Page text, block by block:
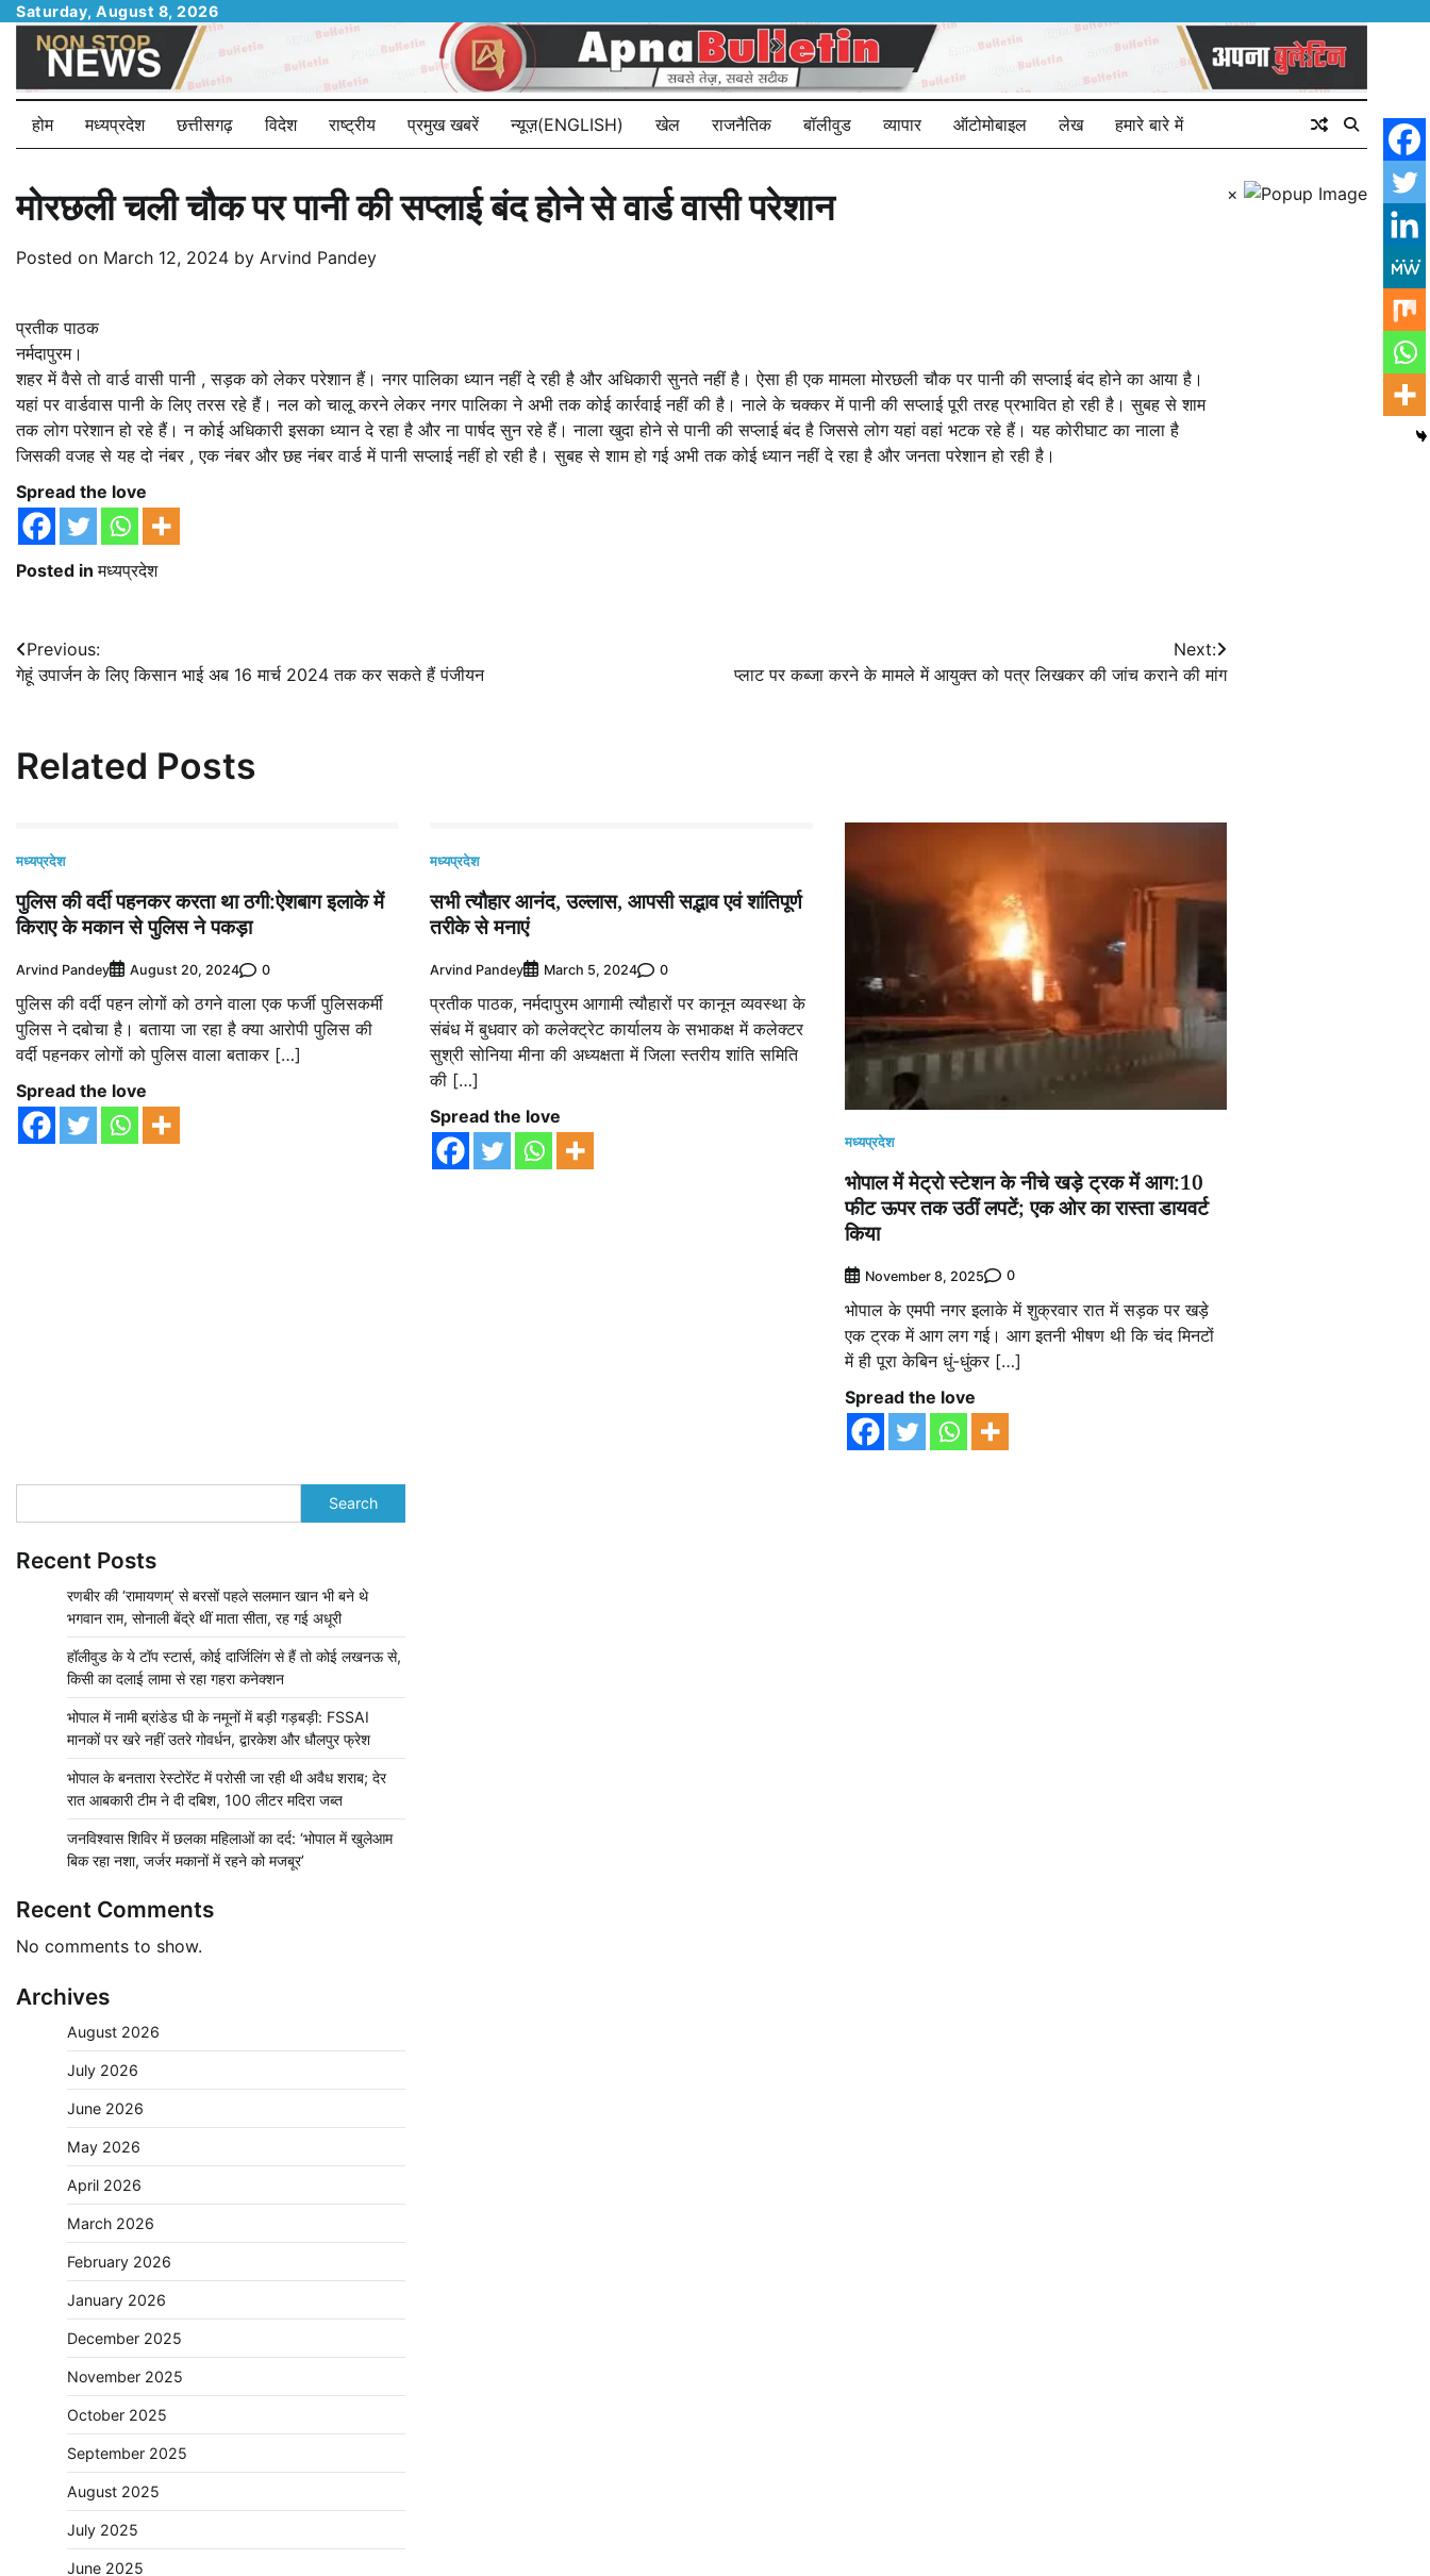
Skip
content
Saturday, August 8, 2026
होम मध्यप्रदेश छत्तीसगढ़ विदेश राष्ट्रीय प्रमुख खबरें न्यूज़(ENGLISH) खेल राजनैतिक बॉलीवुड व्यापार ऑटोमोबाइल लेख हमारे बारे में
मोरछली चली चौक पर पानी की सप्लाई बंद होने से वार्ड वासी परेशान
Posted on March 12, 2024 by Arvind Pandey
प्रतीक पाठक
नर्मदापुरम।
शहर में वैसे तो वार्ड वासी पानी , सड़क को लेकर परेशान हैं। नगर पालिका ध्यान नहीं दे रही है और अधिकारी सुनते नहीं है। ऐसा ही एक मामला मोरछली चौक पर पानी की सप्लाई बंद होने का आया है।
यहां पर वार्डवास पानी के लिए तरस रहे हैं। नल को चालू करने लेकर नगर पालिका ने अभी तक कोई कार्रवाई नहीं की है। नाले के चक्कर में पानी की सप्लाई पूरी तरह प्रभावित हो रही है। सुबह से शाम
तक लोग परेशान हो रहे हैं। न कोई अधिकारी इसका ध्यान दे रहा है और ना पार्षद सुन रहे हैं। नाला खुदा होने से पानी की सप्लाई बंद है जिससे लोग यहां वहां भटक रहे हैं। यह कोरीघाट का नाला है
जिसकी वजह से यह दो नंबर , एक नंबर और छह नंबर वार्ड में पानी सप्लाई नहीं हो रही है। सुबह से शाम हो गई अभी तक कोई ध्यान नहीं दे रहा है और जनता परेशान हो रही है। ‌
Spread the love
Posted inमध्यप्रदेश
Post
navigation
Previous:
गेहूं उपार्जन के लिए किसान भाई अब 16 मार्च 2024 तक कर सकते हैं पंजीयन
Next:
प्लाट पर कब्जा करने के मामले में आयुक्त को पत्र लिखकर की जांच कराने की मांग
Related Posts
मध्यप्रदेश
पुलिस की वर्दी पहनकर करता था ठगी:ऐशबाग इलाके में
किराए के मकान से पुलिस ने पकड़ा
Arvind Pandey August 20, 2024 0
पुलिस की वर्दी पहन लोगों को ठगने वाला एक फर्जी पुलिसकर्मी
पुलिस ने दबोचा है। बताया जा रहा है क्या आरोपी पुलिस की
वर्दी पहनकर लोगों को पुलिस वाला बताकर […]
Spread the love
मध्यप्रदेश
सभी त्यौहार आनंद, उल्लास, आपसी सद्भाव एवं शांतिपूर्ण
तरीके से मनाएं
Arvind Pandey March 5, 2024 0
प्रतीक पाठक, नर्मदापुरम आगामी त्यौहारों पर कानून व्यवस्था के
संबंध में बुधवार को कलेक्ट्रेट कार्यालय के सभाकक्ष में कलेक्टर
सुश्री सोनिया मीना की अध्यक्षता में जिला स्तरीय शांति समिति
की […]
Spread the love
मध्यप्रदेश
भोपाल में मेट्रो स्टेशन के नीचे खड़े ट्रक में आग:10
फीट ऊपर तक उठीं लपटें; एक ओर का रास्ता डायवर्ट
किया
November 8, 2025 0
भोपाल के एमपी नगर इलाके में शुक्रवार रात में सड़क पर खड़े
एक ट्रक में आग लग गई। आग इतनी भीषण थी कि चंद मिनटों
में ही पूरा केबिन धुं-धुंकर […]
Spread the love
×
Search
Recent Posts
रणबीर की ‘रामायणम्’ से बरसों पहले सलमान खान भी बने थे
भगवान राम, सोनाली बेंद्रे थीं माता सीता, रह गई अधूरी
हॉलीवुड के ये टॉप स्टार्स, कोई दार्जिलिंग से हैं तो कोई लखनऊ से,
किसी का दलाई लामा से रहा गहरा कनेक्शन
भोपाल में नामी ब्रांडेड घी के नमूनों में बड़ी गड़बड़ी: FSSAI
मानकों पर खरे नहीं उतरे गोवर्धन, द्वारकेश और धौलपुर फ्रेश
भोपाल के बनतारा रेस्टोरेंट में परोसी जा रही थी अवैध शराब; देर
रात आबकारी टीम ने दी दबिश, 100 लीटर मदिरा जब्त
जनविश्वास शिविर में छलका महिलाओं का दर्द: ‘भोपाल में खुलेआम
बिक रहा नशा, जर्जर मकानों में रहने को मजबूर’
Recent Comments
No comments to show.
Archives
August 2026
July 2026
June 2026
May 2026
April 2026
March 2026
February 2026
January 2026
December 2025
November 2025
October 2025
September 2025
August 2025
July 2025
June 2025